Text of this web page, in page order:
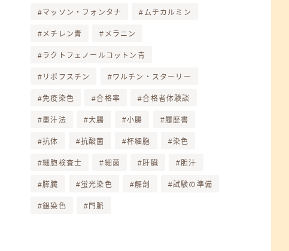
マッソン・フォンタナ ムチカルミン
メチレン青 メラニン
ラクトフェノールコットン青
リポフスチン ワルチン・スターリー
免疫染色 合格率 合格者体験談
墨汁法 大腸 小腸 履歴書
抗体 抗酸菌 杯細胞 染色
細胞検査士 細菌 肝臓 胆汁
膵臓 蛍光染色 解剖 試験の準備
銀染色 門脈